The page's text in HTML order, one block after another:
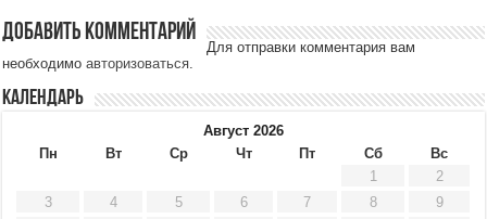
Добавить комментарий
Для отправки комментария вам
необходимоавторизоваться.
Календарь
Август 2026
Пн
Вт Ср Чт Пт Сб
Вс
1
2
3
4 5 6 7 8
9